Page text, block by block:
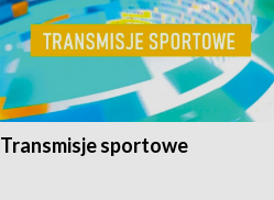
Transmisje sportowe